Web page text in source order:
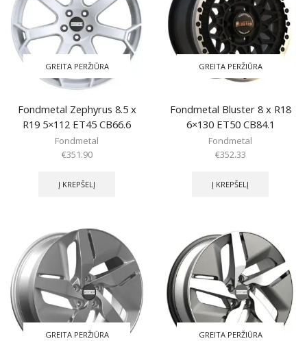
GREITA PERŽIŪRA
Fondmetal Zephyrus 8.5 x
R19 5×112 ET45 CB66.6
Fondmetal
€351.90
Į KREPŠELĮ
GREITA PERŽIŪRA
Fondmetal Bluster 8 x R18
6×130 ET50 CB84.1
Fondmetal
€352.33
Į KREPŠELĮ
GREITA PERŽIŪRA GREITA PERŽIŪRA